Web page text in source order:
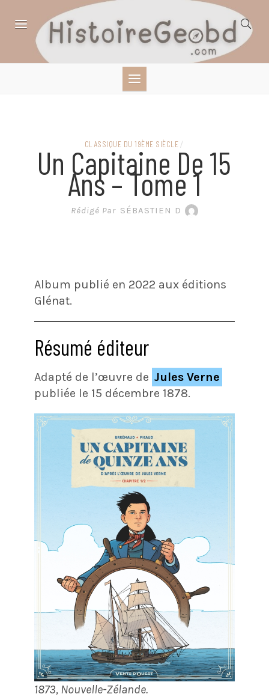
SCIENCES,
LITTÉRATURE EN
BANDE DESSINÉE
CLASSIQUE DU 19ÈME SIÈCLE /
Un Capitaine De 15
Ans – Tome 1
Rédigé Par SÉBASTIEN D
Album publié en 2022 aux éditions
Glénat.
Résumé éditeur
Adapté de l’œuvre de Jules Verne
publiée le 15 décembre 1878.
1873, Nouvelle-Zélande.